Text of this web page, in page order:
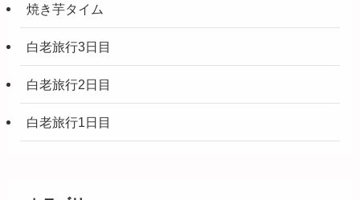
焼き芋タイム
白老旅行3日目
白老旅行2日目
白老旅行1日目